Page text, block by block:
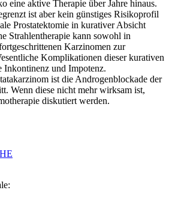
eine aktive Therapie über Jahre hinaus.
ist aber kein günstiges Risikoprofil
Prostatektomie in kurativer Absicht
Strahlentherapie kann sowohl in
Karzinomen zur
Komplikationen dieser kurativen
Inkontinenz und Impotenz.
ist die Androgenblockade der
Wenn diese nicht mehr wirksam ist,
diskutiert werden.